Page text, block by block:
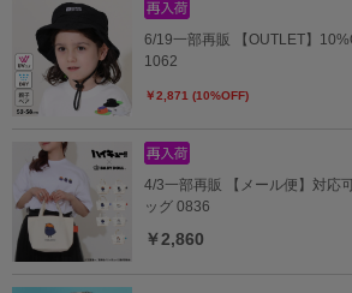
6/19一部再販 【OUTLET】
1062
￥2,871 (10%OFF)
4/3一部再販 【メール便】対応
ッグ 0836
￥2,860